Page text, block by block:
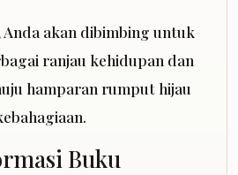
akan dibimbing untuk
ranjau kehidupan dan
hamparan rumput hijau
Buku